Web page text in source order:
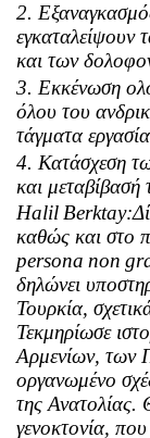
2.
εγκαταλείψουν
και των
3. Εκκένωση
όλου του
τάγματα
4. Κατάσχεση
και
HalilBerktay
καθώς και στο
persona non
δηλώνει
Τουρκία,
Τεκμηρίωσε
Αρμενίων, των
οργανωμένο
της Ανατολίας.
γενοκτονία,